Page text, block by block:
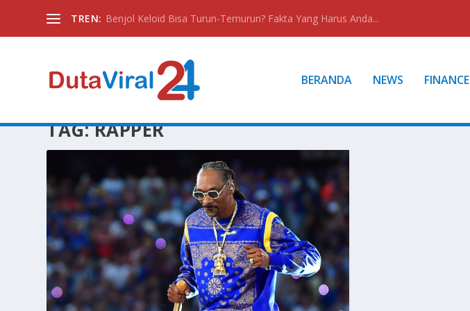
TREN: Benjol Keloid Bisa Turun-Temurun? Fakta Yang Harus Anda...
BERANDA NEWS FINANCE
TAG:RAPPER